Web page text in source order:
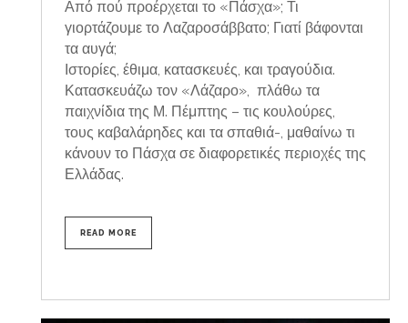
Από πού προέρχεται το «Πάσχα»; Τι
γιορτάζουμε το Λαζαροσάββατο; Γιατί βάφονται
τα αυγά;
Ιστορίες, έθιμα, κατασκευές, και τραγούδια.
Κατασκευάζω τον «Λάζαρο», πλάθω τα
παιχνίδια της Μ. Πέμπτης – τις κουλούρες,
τους καβαλάρηδες και τα σπαθιά-, μαθαίνω τι
κάνουν το Πάσχα σε διαφορετικές περιοχές της
Ελλάδας.
READ MORE